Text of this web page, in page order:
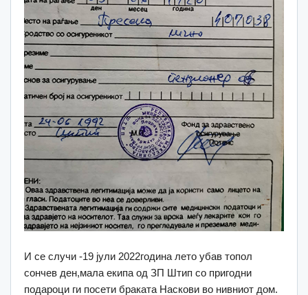
И се случи -19 јули 2022година лето убав топол
сончев ден,мала екипа од ЗП Штип со пригодни
подароци ги посети браката Наскови во нивниот дом.